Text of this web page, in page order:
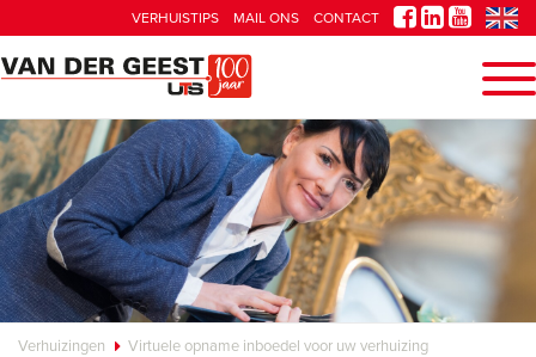
VERHUISTIPS MAIL ONS CONTACT
Verhuizingen Virtuele opname inboedel voor uw verhuizing